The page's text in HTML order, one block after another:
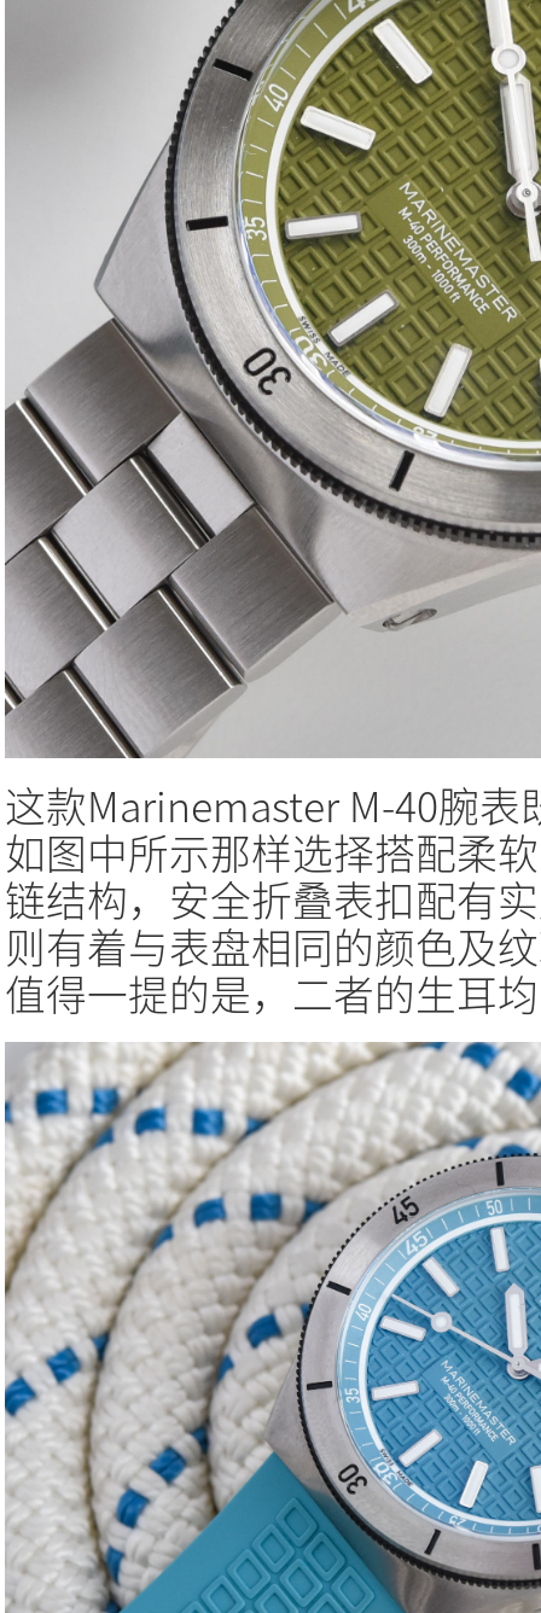
这款Marinemaster M-40腕
如图中所示那样选择搭配柔
链结构，安全折叠表扣配有
则有着与表盘相同的颜色及
值得一提的是，二者的生耳